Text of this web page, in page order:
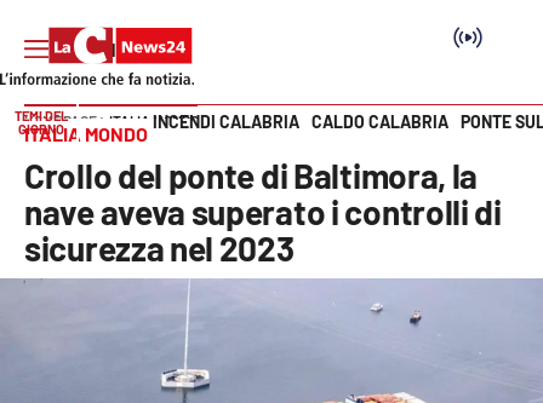
Cronaca
Vai
TEMI DEL
GIORNO
INCENDI CALABRIA CALDO CALABRIA PONTE
HOME PAGE ITALIA MONDO
ITALIA MONDO
Crollo del ponte di Baltimora, la
nave aveva superato i controlli di
sicurezza nel 2023